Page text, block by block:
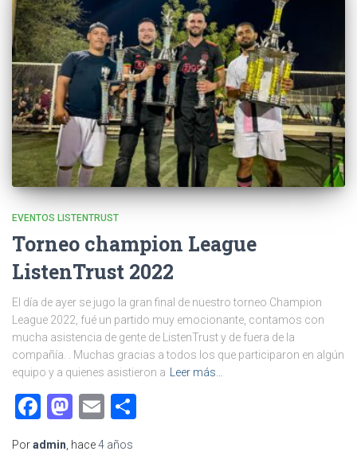
EVENTOS LISTENTRUST
Torneo champion League
ListenTrust 2022
El día de ayer se jugo la gran final de nuestro torneo Champion
League 2022, fué un partido muy emocionante, contamos con
mucha asistencia de gente de ListenTrust y de fuera de la
compañía. . Muchas gracias a todos los que participaron en algún
equipo y a quienes asistieron a
Leer más…
Facebook
Mastodon
Email
Poradmin , hace4 años